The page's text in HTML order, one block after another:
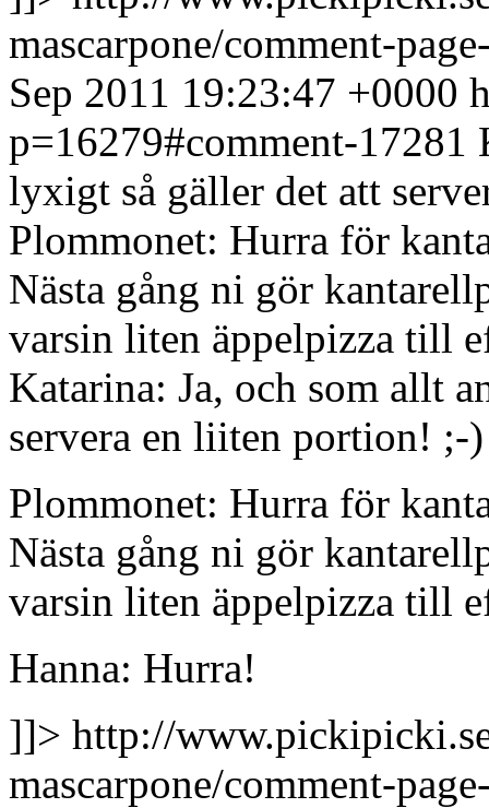
mascarpone/comment-
Sep 2011 19:23:47 +0000
p=16279#comment-17281
lyxigt så gäller det att
Plommonet: Hurra för
Nästa gång ni gör
varsin liten äppelpizza till
Katarina: Ja, och som allt
servera en liiten portion! ;-)
Plommonet: Hurra för
Nästa gång ni gör
varsin liten äppelpizza till
Hanna: Hurra!
]]> http://
mascarpone/comment-